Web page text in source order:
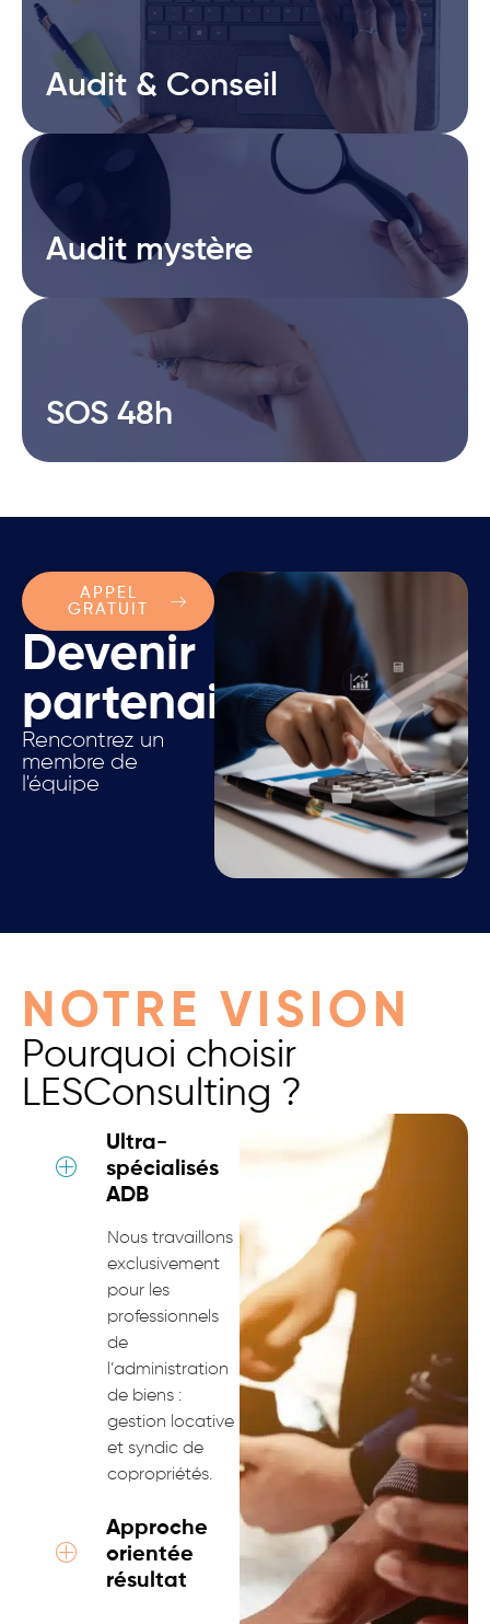
Audit & Conseil
Audit & Conseil
Audit mystère
Audit mystère
SOS 48h
SOS 48h
Devenir
partenaire.
Rencontrez un
membre de
l'équipe
APPEL
GRATUIT
NOTRE VISION
Pourquoi choisir
LESConsulting ?
Ultra-
spécialisés
ADB
Nous travaillons
exclusivement
pour les
professionnels
de
l’administration
de biens :
gestion locative
et syndic de
copropriétés.
Approche
orientée
résultat